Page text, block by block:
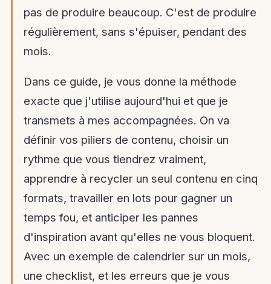
pas de produire beaucoup. C'est de produire
régulièrement, sans s'épuiser, pendant des
mois.
Dans ce guide, je vous donne la méthode
exacte que j'utilise aujourd'hui et que je
transmets à mes accompagnées. On va
définir vos piliers de contenu, choisir un
rythme que vous tiendrez vraiment,
apprendre à recycler un seul contenu en cinq
formats, travailler en lots pour gagner un
temps fou, et anticiper les pannes
d'inspiration avant qu'elles ne vous bloquent.
Avec un exemple de calendrier sur un mois,
une checklist, et les erreurs que je vous